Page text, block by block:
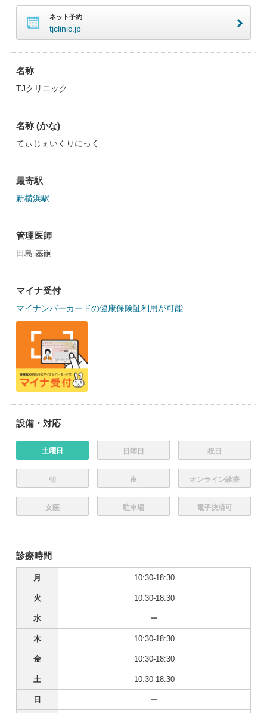
ネット予約
tjclinic.jp
名称
TJクリニック
名称 (かな)
てぃじぇいくりにっく
最寄駅
新横浜駅
管理医師
田島 基嗣
マイナ受付
マイナンバーカードの健康保険証利用が可能
設備・対応
土曜日 日曜日 祝日
朝 夜 オンライン診療
女医 駐車場 電子決済可
診療時間
月 10:30-18:30
火 10:30-18:30
水 ー
木 10:30-18:30
金 10:30-18:30
土 10:30-18:30
日 ー